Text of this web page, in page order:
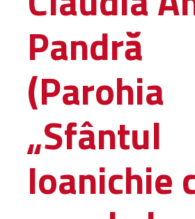
RISORSE
RISORSE
Apostolia Italia
Comunicati
Gli Statuti e le
Biblioteca
Risorse
Opinioni
Dalla vita
Pandră
(Parohia
„Sfântul
Ioanichie